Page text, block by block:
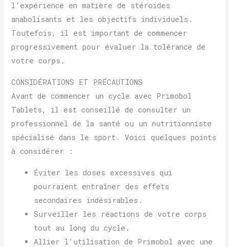
l’expérience en matière de stéroïdes
anabolisants et les objectifs individuels.
Toutefois, il est important de commencer
progressivement pour évaluer la tolérance de
votre corps.
CONSIDÉRATIONS ET PRÉCAUTIONS
Avant de commencer un cycle avec Primobol
Tablets, il est conseillé de consulter un
professionnel de la santé ou un nutritionniste
spécialisé dans le sport. Voici quelques points
à considérer :
Éviter les doses excessives qui
pourraient entraîner des effets
secondaires indésirables.
Surveiller les réactions de votre corps
tout au long du cycle.
Allier l’utilisation de Primobol avec une